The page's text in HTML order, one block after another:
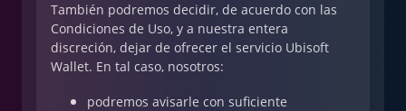
También podremos decidir, de acuerdo con las
Condiciones de Uso, y a nuestra entera
discreción, dejar de ofrecer el servicio Ubisoft
Wallet. En tal caso, nosotros:
podremos avisarle con suficiente